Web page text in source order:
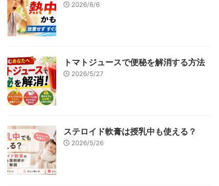
2026/6/6
トマトジュースで便秘を解消する方法
2026/5/27
ステロイド軟膏は授乳中も使える？
2026/5/26